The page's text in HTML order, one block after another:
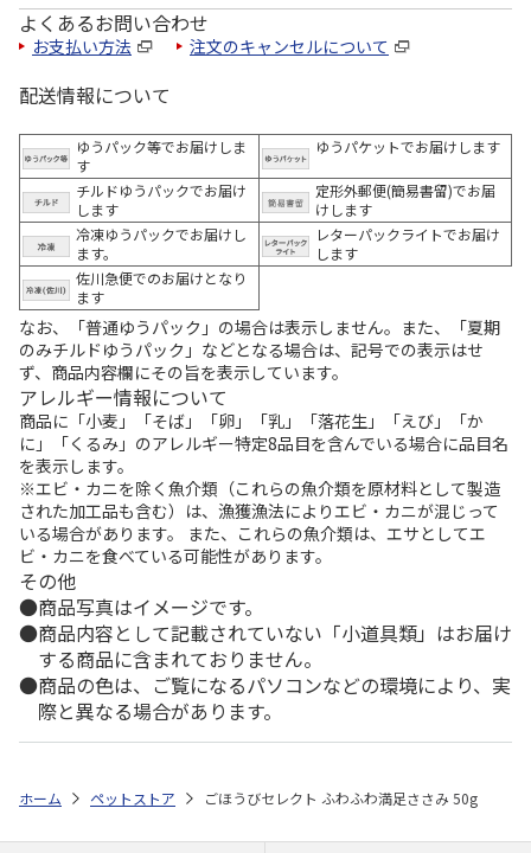
よくあるお問い合わせ
お支払い方法 注文のキャンセルについて
配送情報について
ゆうパック等でお届けしま
す
ゆうパケットでお届けします
チルドゆうパックでお届け
します
定形外郵便(簡易書留)でお届
けします
冷凍ゆうパックでお届けし
ます。
レターパックライトでお届け
します
佐川急便でのお届けとなり
ます
なお、「普通ゆうパック」の場合は表示しません。また、「夏期
のみチルドゆうパック」などとなる場合は、記号での表示はせ
ず、商品内容欄にその旨を表示しています。
アレルギー情報について
商品に「小麦」「そば」「卵」「乳」「落花生」「えび」「か
に」「くるみ」のアレルギー特定8品目を含んでいる場合に品目名
を表示します。
※エビ・カニを除く魚介類（これらの魚介類を原材料として製造
された加工品も含む）は、漁獲漁法によりエビ・カニが混じって
いる場合があります。 また、これらの魚介類は、エサとしてエ
ビ・カニを食べている可能性があります。
その他
商品写真はイメージです。
商品内容として記載されていない「小道具類」はお届け
する商品に含まれておりません。
商品の色は、ご覧になるパソコンなどの環境により、実
際と異なる場合があります。
ホーム ペットストア ごほうびセレクト ふわふわ満足ささみ 50g